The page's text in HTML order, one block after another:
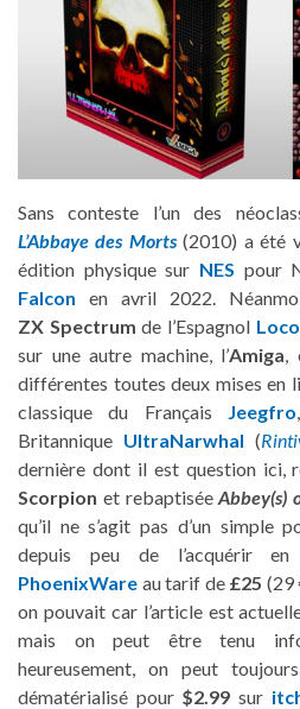
Sans conteste l’un des
L’Abbaye des Morts(2010) a été
édition physique sur NES pour
Falcon en avril 2022.
ZX Spectrum de l’Espagnol
sur une autre machine, l’Amiga,
différentes toutes deux mises en
classique du Français Jeegfro
Britannique UltraNarwhal (
dernière dont il est question ici,
Scorpion et rebaptiséeAbbey(s)
qu’il ne s’agit pas d’un simple
depuis peu de l’acquérir
PhoenixWare au tarif de £25 (29
on pouvait car l’article est
mais on peut être tenu
heureusement, on peut
dématérialisé pour $2.99 sur